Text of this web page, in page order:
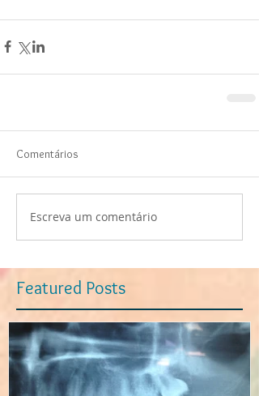
Comentários
Escreva um comentário
Featured Posts